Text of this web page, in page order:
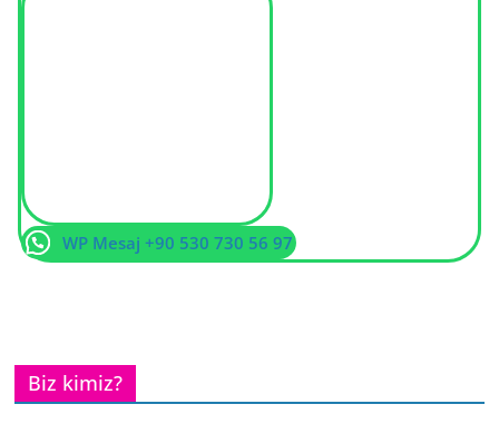
WP Mesaj +90 530 730 56 97
Biz kimiz?